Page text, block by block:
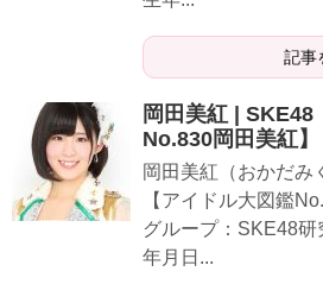
記事
岡田美紅 | SKE48
No.830岡田美紅】
岡田美紅（おかだみ
【アイドル大図鑑
グループ：SKE48
年月日...